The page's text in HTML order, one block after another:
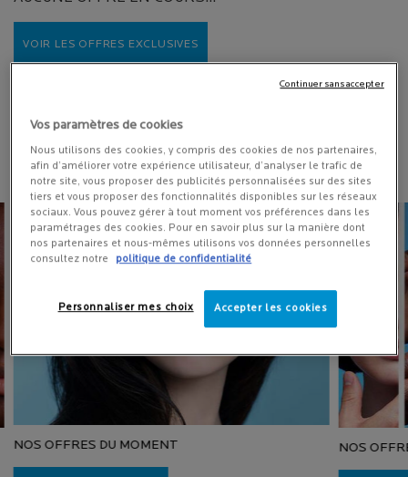
VOIR LES OFFRES EXCLUSIVES
DÉCOUVREZ ÉGALEMENT
NOS OFFRES DU MOMENT NOS
Vos paramètres de cookies
Nous utilisons des cookies, y compris des cookies de nos partenaires,
afin d’améliorer votre expérience utilisateur, d’analyser le trafic de
notre site, vous proposer des publicités personnalisées sur des sites
tiers et vous proposer des fonctionnalités disponibles sur les réseaux
sociaux. Vous pouvez gérer à tout moment vos préférences dans les
paramétrages des cookies. Pour en savoir plus sur la manière dont
nos partenaires et nous-mêmes utilisons vos données personnelles
consultez notre
politique de confidentialité
Accepter les cookies
Personnaliser mes choix
Continuer sans accepter